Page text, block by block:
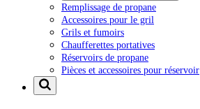
Remplissage de propane
Accessoires pour le gril
Grils et fumoirs
Chaufferettes portatives
Réservoirs de propane
Pièces et accessoires pour réservoir